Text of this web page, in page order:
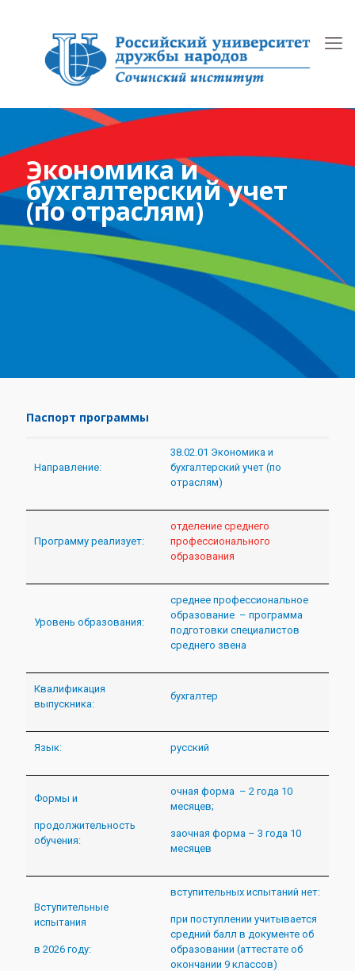
Экономика и
бухгалтерский учет
(по отраслям)
Паспорт программы
Направление:
38.02.01 Экономика и
бухгалтерский учет (по
отраслям)
Программу реализует:
отделение среднего
профессионального
образования
Уровень образования:
среднее профессиональное
образование – программа
подготовки специалистов
среднего звена
Квалификация
выпускника:
бухгалтер
Язык: русский
Формы и
продолжительность
обучения:
очная форма – 2 года 10
месяцев;
заочная форма – 3 года 10
месяцев
Вступительные
испытания
в 2026 году:
вступительных испытаний нет:
при поступлении учитывается
средний балл в документе об
образовании (аттестате об
окончании 9 классов)